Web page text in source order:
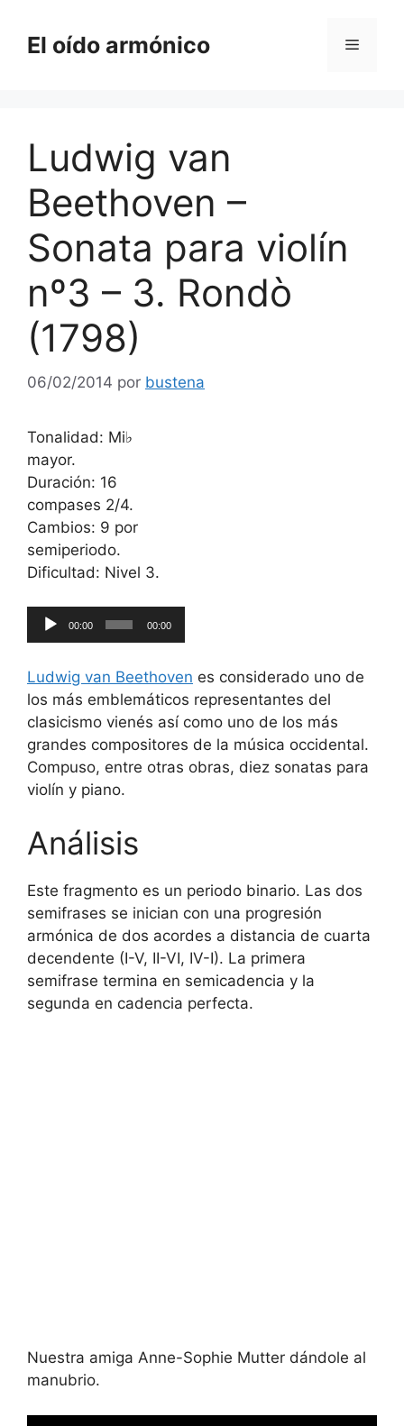
contenido
El oído armónico Menú
Ludwig van
Beethoven –
Sonata para violín
nº3 – 3. Rondò
(1798)
06/02/2014 por bustena
Tonalidad: Mi♭
mayor.
Duración: 16
compases 2/4.
Cambios: 9 por
semiperiodo.
Dificultad: Nivel 3.
Reproductor
de
00:00 00:00
Ludwig van Beethoven es considerado uno de
los más emblemáticos representantes del
clasicismo vienés así como uno de los más
grandes compositores de la música occidental.
Compuso, entre otras obras, diez sonatas para
violín y piano.
Análisis
Este fragmento es un periodo binario. Las dos
semifrases se inician con una progresión
armónica de dos acordes a distancia de cuarta
decendente (I-V, II-VI, IV-I). La primera
semifrase termina en semicadencia y la
segunda en cadencia perfecta.
Nuestra amiga Anne-Sophie Mutter dándole al
manubrio.